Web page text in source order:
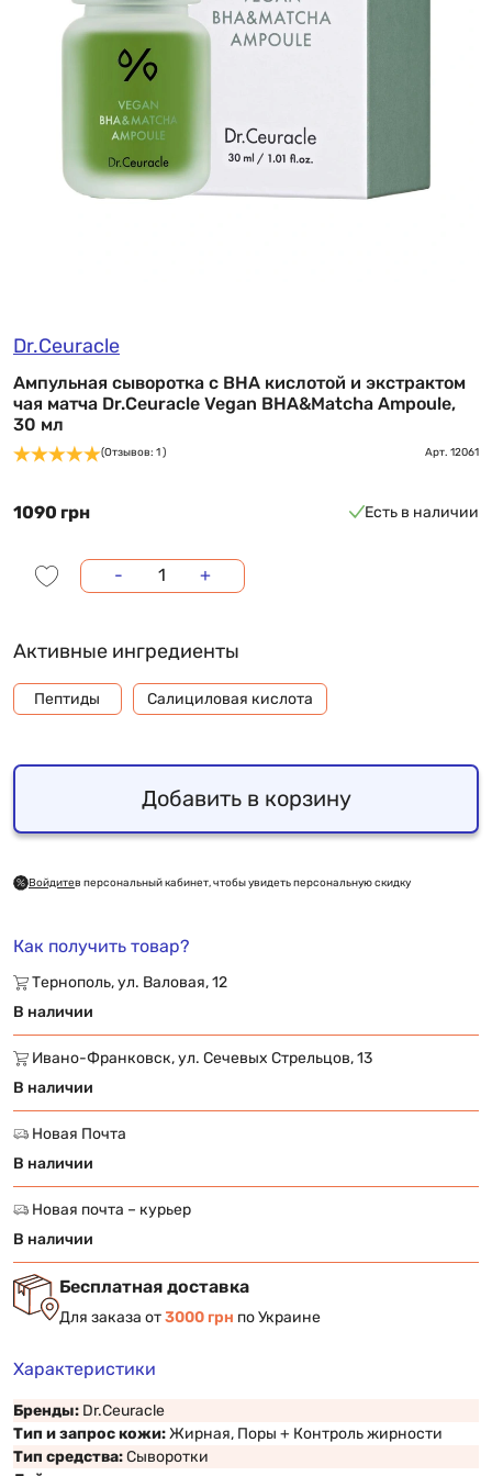
Dr.Ceuracle
Ампульная сыворотка с BHA кислотой и экстрактом
чая матча Dr.Ceuracle Vegan BHA&Matcha Ampoule,
30 мл
(Отзывов: 1 ) Арт. 12061
1090 грн Есть в наличии
- +
Активные ингредиенты
Пептиды Салициловая кислота
Добавить в корзину
Войдитев персональный кабинет, чтобы увидеть персональную скидку
Как получить товар?
Тернополь, ул. Валовая, 12
В наличии
Ивано-Франковск, ул. Сечевых Стрельцов, 13
В наличии
Новая Почта
В наличии
Новая почта – курьер
В наличии
Бесплатная доставка
Для заказа от3000 грн по Украине
Характеристики
Бренды: Dr.Ceuracle
Тип и запрос кожи:Жирная, Поры + Контроль жирности
Тип средства:Сыворотки